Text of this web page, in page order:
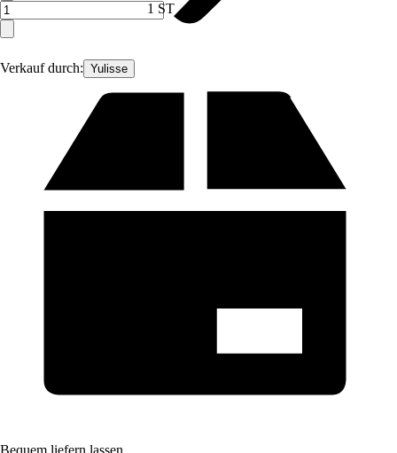
Verkauf durch: Yulisse
1 ST
Bequem liefern lassen